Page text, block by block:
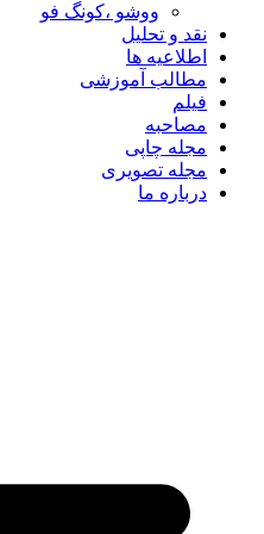
ووشو ،کونگ فو
نقد و تحلیل
اطلاعیه ها
مطالب آموزشی
فیلم
مصاحبه
مجله چاپی
مجله تصویری
درباره ما